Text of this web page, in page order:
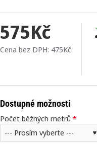
575Kč
Cena bez DPH: 475Kč
Dostupné možnosti
Počet běžných metrů